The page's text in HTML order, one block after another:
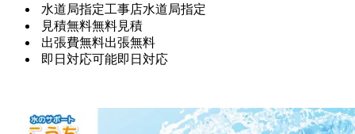
水道局指定工事店水道局指定
見積無料無料見積
出張費無料出張無料
即日対応可能即日対応